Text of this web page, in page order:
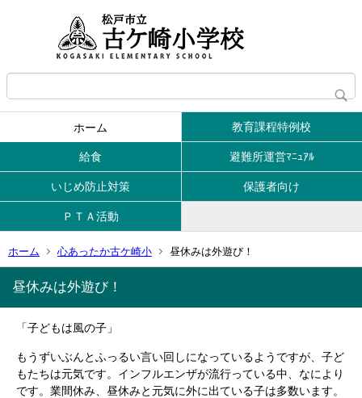
ホーム 教育課程特例校
給食 避難所運営ﾏﾆｭｱﾙ
いじめ防止対策 保護者向け
ＰＴＡ活動
ホーム 心あったか古ケ崎小 昼休みは外遊び！
昼休みは外遊び！
「子どもは風の子」
もうずいぶんとふっるい言い回しになっているようですが、子ど
もたちは元気です。インフルエンザが流行っている中、なにより
です。業間休み、昼休みと元気に外に出ている子は多数います。